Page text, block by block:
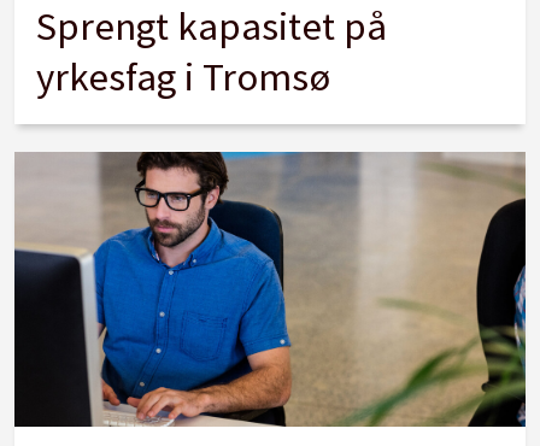
Sprengt kapasitet på
yrkesfag i Tromsø